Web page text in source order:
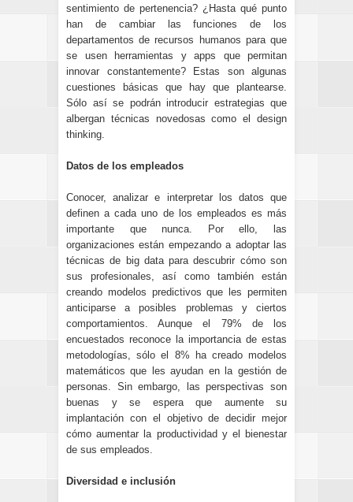
sentimiento de pertenencia? ¿Hasta qué punto
han de cambiar las funciones de los
departamentos de recursos humanos para que
se usen herramientas y apps que permitan
innovar constantemente? Estas son algunas
cuestiones básicas que hay que plantearse.
Sólo así se podrán introducir estrategias que
albergan técnicas novedosas como el design
thinking.
Datos de los empleados
Conocer, analizar e interpretar los datos que
definen a cada uno de los empleados es más
importante que nunca. Por ello, las
organizaciones están empezando a adoptar las
técnicas de big data para descubrir cómo son
sus profesionales, así como también están
creando modelos predictivos que les permiten
anticiparse a posibles problemas y ciertos
comportamientos. Aunque el 79% de los
encuestados reconoce la importancia de estas
metodologías, sólo el 8% ha creado modelos
matemáticos que les ayudan en la gestión de
personas. Sin embargo, las perspectivas son
buenas y se espera que aumente su
implantación con el objetivo de decidir mejor
cómo aumentar la productividad y el bienestar
de sus empleados.
Diversidad e inclusión